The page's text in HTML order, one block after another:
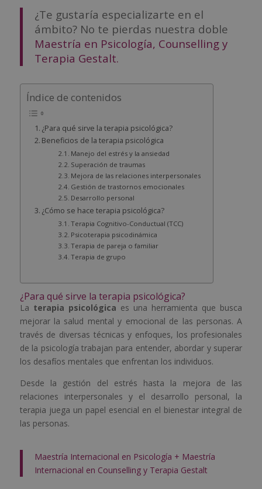
¿Te gustaría especializarte en el
ámbito? No te pierdas nuestra doble
Maestría en Psicología, Counselling y
Terapia Gestalt.
Índice de contenidos
¿Para qué sirve la terapia psicológica?
Beneficios de la terapia psicológica
Manejo del estrés y la ansiedad
Superación de traumas
Mejora de las relaciones interpersonales
Gestión de trastornos emocionales
Desarrollo personal
¿Cómo se hace terapia psicológica?
Terapia Cognitivo-Conductual (TCC)
Psicoterapia psicodinámica
Terapia de pareja o familiar
Terapia de grupo
¿Para qué sirve la terapia psicológica?
La terapia psicológica es una herramienta que busca
mejorar la salud mental y emocional de las personas. A
través de diversas técnicas y enfoques, los profesionales
de la psicología trabajan para entender, abordar y superar
los desafíos mentales que enfrentan los individuos.
Desde la gestión del estrés hasta la mejora de las
relaciones interpersonales y el desarrollo personal, la
terapia juega un papel esencial en el bienestar integral de
las personas.
Maestría Internacional en Psicología + Maestría
Internacional en Counselling y Terapia Gestalt